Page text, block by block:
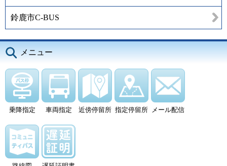
鈴鹿市C-BUS
メニュー
乗降指定 車両指定 近傍停留所 指定停留所 メール配信